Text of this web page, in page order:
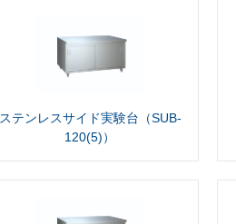
ステンレスサイド実験台（SUB-
120(5)）